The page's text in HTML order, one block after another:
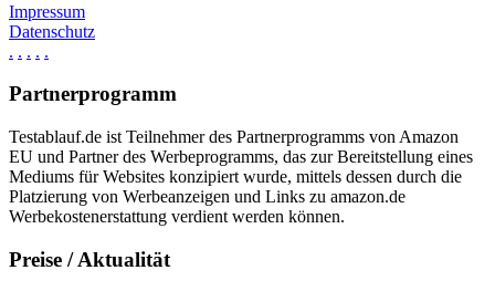
Impressum
Datenschutz
. . . . .
Partnerprogramm
Testablauf.de ist Teilnehmer des Partnerprogramms von Amazon
EU und Partner des Werbeprogramms, das zur Bereitstellung eines
Mediums für Websites konzipiert wurde, mittels dessen durch die
Platzierung von Werbeanzeigen und Links zu amazon.de
Werbekostenerstattung verdient werden können.
Preise / Aktualität